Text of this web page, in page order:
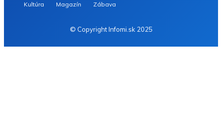
Kultúra Magazín Zábava
© Copyright Infomi.sk 2025